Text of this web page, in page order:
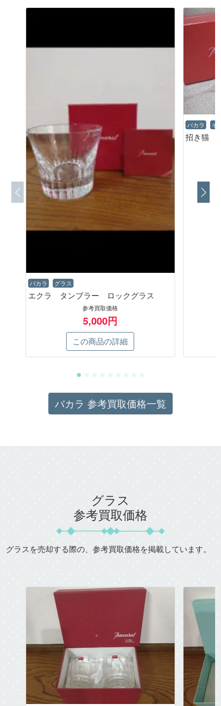
バカラ グラス
エクラ タンブラー ロックグラス
参考買取価格
5,000円
この商品の詳細
バカラ そ
招き猫
バカラ 参考買取価格一覧
グラス
参考買取価格
グラスを売却する際の、参考買取価格を掲載しています。